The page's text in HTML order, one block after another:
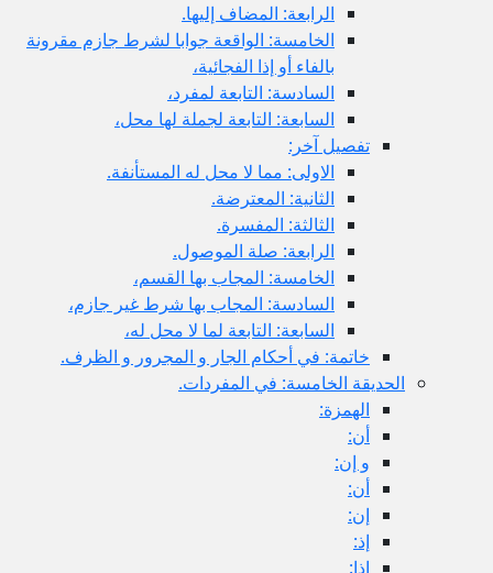
الرابعة: المضاف إليها.
الخامسة: الواقعة جوابا لشرط جازم مقرونة
بالفاء أو إذا الفجائية،
السادسة: التابعة لمفرد،
السابعة: التابعة لجملة لها محل،
تفصيل آخر:
الاولى: مما لا محل له المستأنفة.
الثانية: المعترضة.
الثالثة: المفسرة.
الرابعة: صلة الموصول.
الخامسة: المجاب بها القسم،
السادسة: المجاب بها شرط غير جازم،
السابعة: التابعة لما لا محل له،
خاتمة: في أحكام الجار و المجرور و الظرف.
الحديقة الخامسة: في المفردات.
الهمزة:
أن:
و إن:
أن:
إن:
إذ:
إذا: